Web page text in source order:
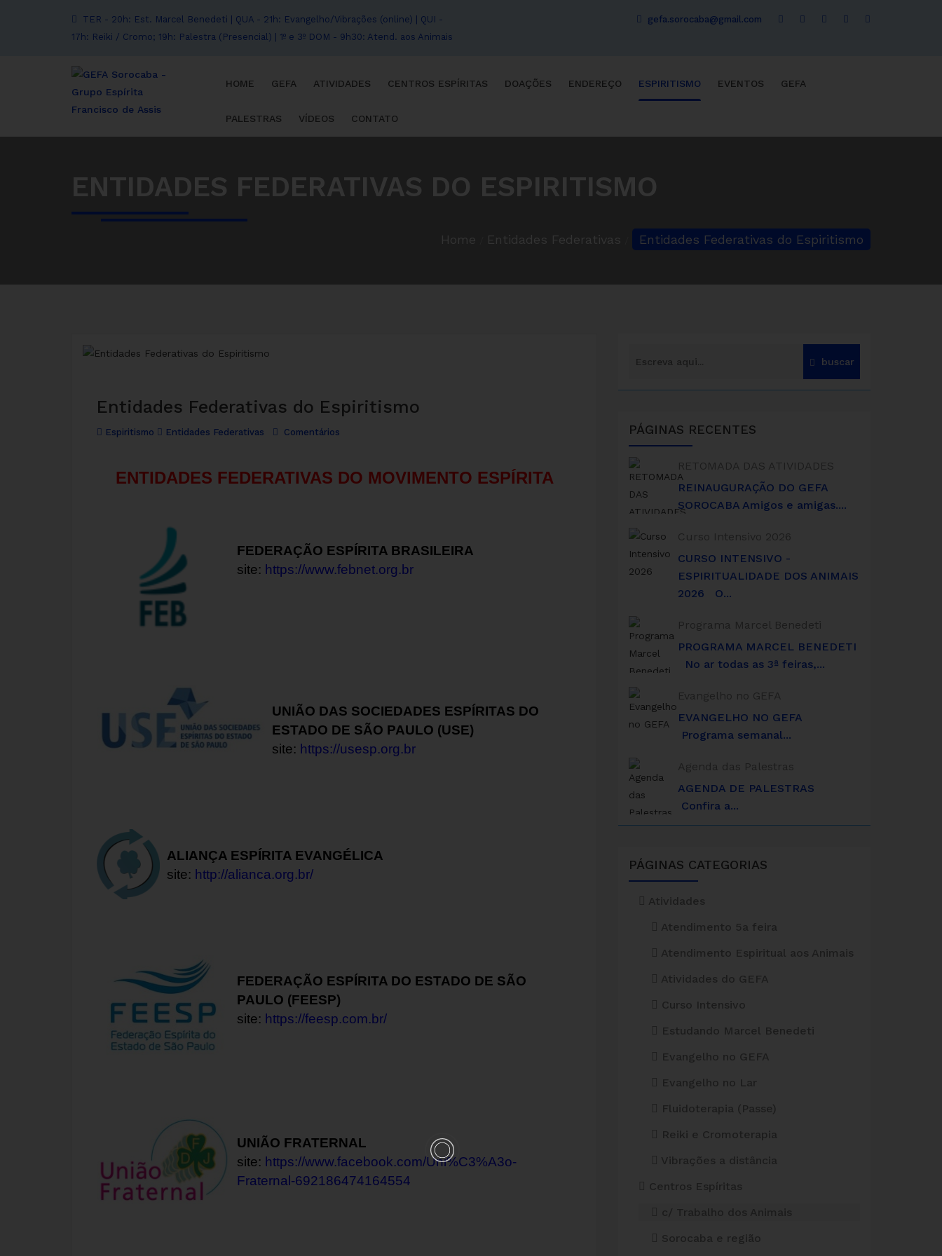
TER - 20h: Est. Marcel Benedeti | QUA - 21h: Evangelho/Vibrações (online) | QUI -
17h: Reiki / Cromo; 19h: Palestra (Presencial) | 1º e 3º DOM - 9h30: Atend. aos Animais
gefa.sorocaba@gmail.com
HOME GEFA ATIVIDADES CENTROS ESPÍRITAS DOAÇÕES ENDEREÇO ESPIRITISMO EVENTOS GEFA
PALESTRAS VÍDEOS CONTATO
ENTIDADES FEDERATIVAS DO ESPIRITISMO
Home Entidades Federativas Entidades Federativas do Espiritismo
Entidades Federativas do Espiritismo
Espiritismo Entidades Federativas Comentários
ENTIDADES FEDERATIVAS DO MOVIMENTO ESPÍRITA
FEDERAÇÃO ESPÍRITA BRASILEIRA
site: https://www.febnet.org.br
UNIÃO DAS SOCIEDADES ESPÍRITAS DO
ESTADO DE SÃO PAULO (USE)
site: https://usesp.org.br
ALIANÇA ESPÍRITA EVANGÉLICA
site: http://alianca.org.br/
FEDERAÇÃO ESPÍRITA DO ESTADO DE SÃO
PAULO (FEESP)
site: https://feesp.com.br/
UNIÃO FRATERNAL
site: https://www.facebook.com/Uni%C3%A3o-
Fraternal-692186474164554
PÁGINAS RECENTES
RETOMADA DAS ATIVIDADES
REINAUGURAÇÃO DO GEFA
SOROCABA Amigos e amigas....
Curso Intensivo 2026
CURSO INTENSIVO -
ESPIRITUALIDADE DOS ANIMAIS
2026 O...
Programa Marcel Benedeti
PROGRAMA MARCEL BENEDETI
No ar todas as 3ª feiras,...
Evangelho no GEFA
EVANGELHO NO GEFA
Programa semanal...
Agenda das Palestras
AGENDA DE PALESTRAS
Confira a...
PÁGINAS CATEGORIAS
Atividades
Atendimento 5a feira
Atendimento Espiritual aos Animais
Atividades do GEFA
Curso Intensivo
Estudando Marcel Benedeti
Evangelho no GEFA
Evangelho no Lar
Fluidoterapia (Passe)
Reiki e Cromoterapia
Vibrações a distância
Centros Espíritas
Sorocaba e região